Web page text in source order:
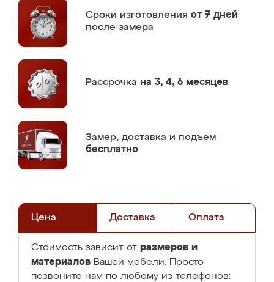
Сроки изготовления от 7 дней
после замера
Рассрочка на 3, 4, 6 месяцев
Замер, доставка и подъем
бесплатно
Цена Доставка Оплата
Стоимость зависит от размеров и
материалов Вашей мебели. Просто
позвоните нам по любому из телефонов: